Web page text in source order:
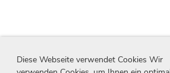
Diese Webseite verwendet Cookies Wir